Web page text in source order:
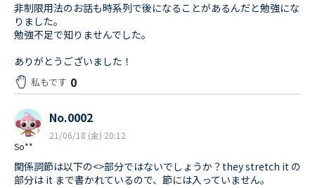
非制限用法のお話も時系列で後になることがあるんだと勉強にな
りました。
勉強不足で知りませんでした。
ありがとうございました！
私もです 0
So**
No.0002
21/06/18 (金) 20:12
関係詞節は以下の<>部分ではないでしょうか？they stretch it の
部分は it まで書かれているので、節には入っていません。